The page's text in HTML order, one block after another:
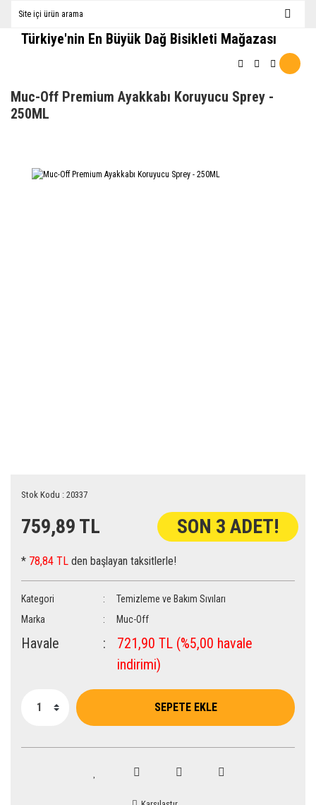
Türkiye'nin En Büyük Dağ Bisikleti Mağazası
Muc-Off Premium Ayakkabı Koruyucu Sprey -
250ML
Stok Kodu : 20337
759,89 TL SON 3 ADET!
* 78,84 TL den başlayan taksitlerle!
Kategori
Temizleme ve Bakım Sıvıları
Marka
Muc-Off
Havale
721,90 TL (%5,00 havale
indirimi)
SEPETE EKLE